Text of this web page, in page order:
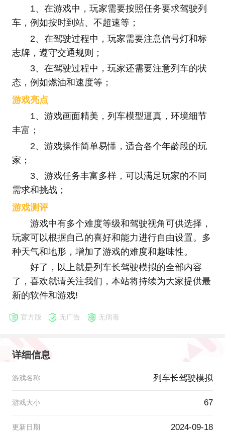
1、在游戏中，玩家需要按照任务要求驾驶列
车，例如按时到站、不超速等；
2、在驾驶过程中，玩家需要注意信号灯和标
志牌，遵守交通规则；
3、在驾驶过程中，玩家还需要注意列车的状
态，例如燃油和速度等；
游戏亮点
1、游戏画面精美，列车模型逼真，环境细节
丰富；
2、游戏操作简单易懂，适合各个年龄段的玩
家；
3、游戏任务丰富多样，可以满足玩家的不同
需求和挑战；
游戏测评
游戏中有多个难度等级和驾驶视角可供选择，
玩家可以根据自己的喜好和能力进行自由设置。 多
种天气和地形，增加了游戏的难度和趣味性。
好了，以上就是列车长驾驶模拟的全部内容
了，喜欢就请关注我们，本站将持续为大家提供最
新的软件和游戏!
官方版 无广告 无病毒
详细信息
游戏名称 列车长驾驶模拟
游戏大小 67
更新日期 2024-09-18